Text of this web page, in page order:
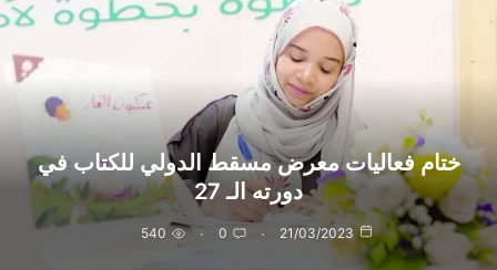
ختام فعاليات معرض مسقط الدولي للكتاب في
دورته الـ 27
21/03/2023
0
540